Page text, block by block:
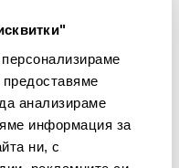
анализираме
информация за
ни, с